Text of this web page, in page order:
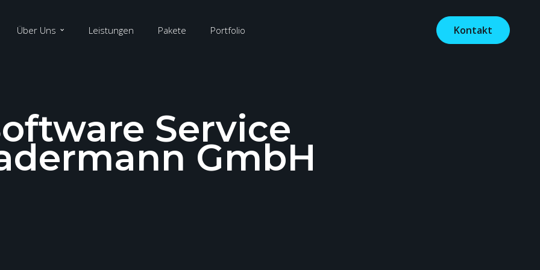
Über Uns Leistungen Pakete Portfolio Kontakt
Service
GmbH